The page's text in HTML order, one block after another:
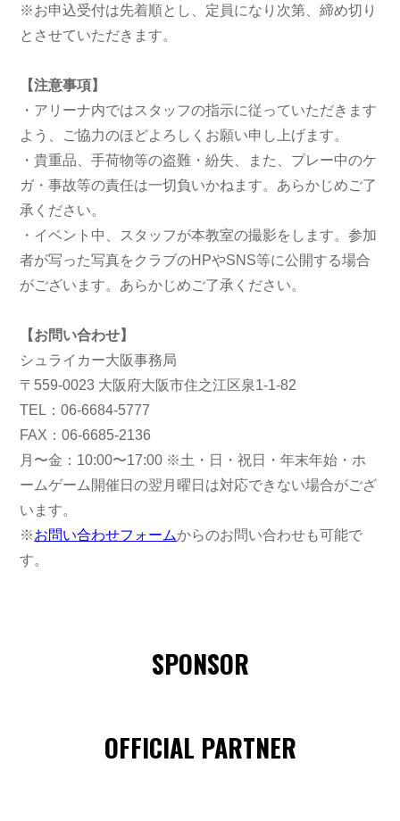
※お申込受付は先着順とし、定員になり次第、締め切り
とさせていただきます。
【注意事項】
・アリーナ内ではスタッフの指示に従っていただきます
よう、ご協力のほどよろしくお願い申し上げます。
・貴重品、手荷物等の盗難・紛失、また、プレー中のケ
ガ・事故等の責任は一切負いかねます。あらかじめご了
承ください。
・イベント中、スタッフが本教室の撮影をします。参加
者が写った写真をクラブのHPやSNS等に公開する場合
がございます。あらかじめご了承ください。
【お問い合わせ】
シュライカー大阪事務局
〒559-0023 大阪府大阪市住之江区泉1-1-82
TEL：06-6684-5777
FAX：06-6685-2136
月〜金：10:00〜17:00 ※土・日・祝日・年末年始・ホ
ームゲーム開催日の翌月曜日は対応できない場合がござ
います。
※お問い合わせフォームからのお問い合わせも可能で
す。
SPONSOR
OFFICIAL PARTNER